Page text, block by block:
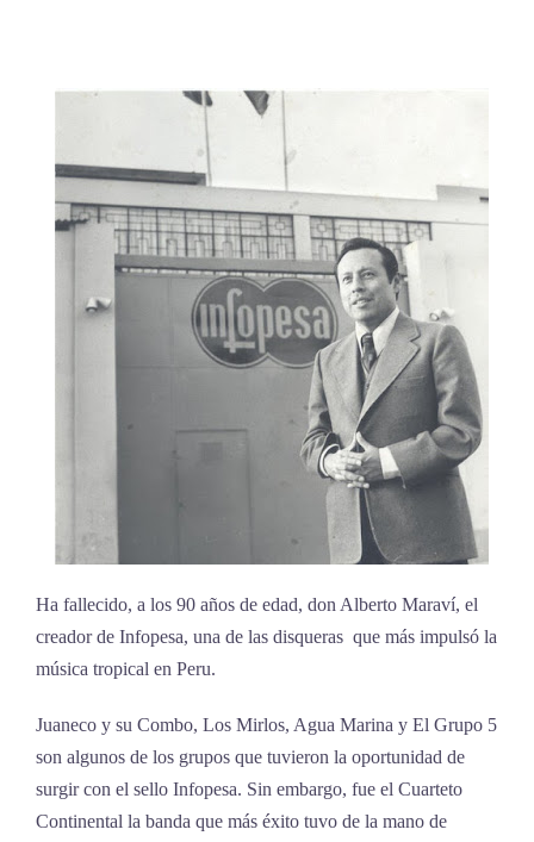
Ha fallecido, a los 90 años de edad, don Alberto Maraví, el
creador de Infopesa, una de las disqueras que más impulsó la
música tropical en Peru.
Juaneco y su Combo, Los Mirlos, Agua Marina y El Grupo 5
son algunos de los grupos que tuvieron la oportunidad de
surgir con el sello Infopesa. Sin embargo, fue el Cuarteto
Continental la banda que más éxito tuvo de la mano de